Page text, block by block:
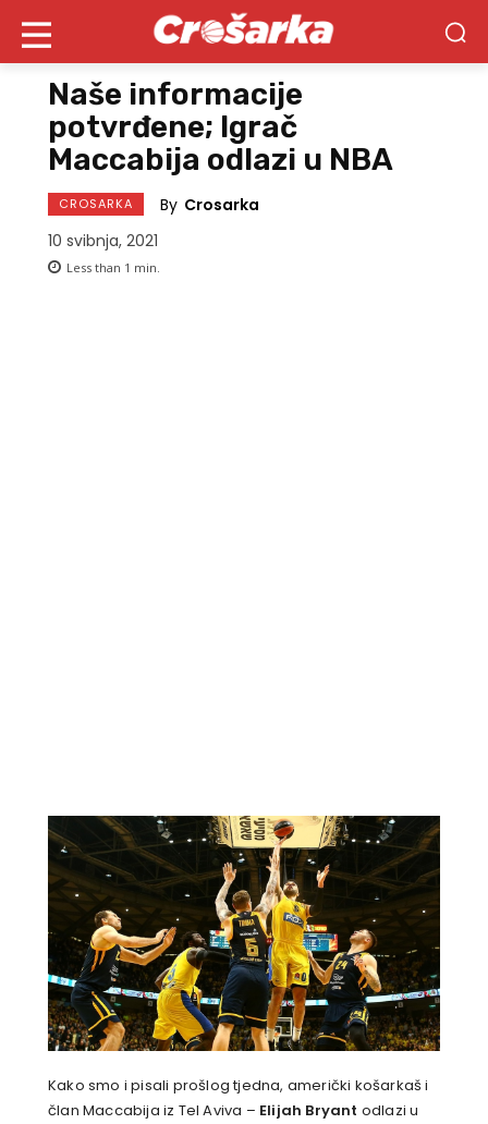
Naše informacije
potvrđene; Igrač
Maccabija odlazi u NBA
CROSARKA By Crosarka
10 svibnja, 2021
Less than 1 min.
Kako smo i pisali prošlog tjedna, američki košarkaš i
član Maccabija iz Tel Aviva – Elijah Bryant odlazi u